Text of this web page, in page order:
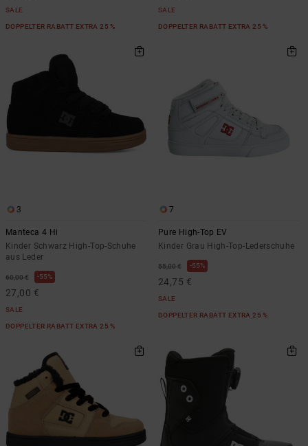
SALE
DOPPELTER RABATT EXTRA 25 %
SALE
DOPPELTER RABATT EXTRA 25 %
3
Manteca 4 Hi
Kinder Schwarz High-Top-Schuhe
aus Leder
60,00 € 55%
27,00 €
SALE
DOPPELTER RABATT EXTRA 25 %
7
Pure High-Top EV
Kinder Grau High-Top-Lederschuhe
55,00 € 55%
24,75 €
SALE
DOPPELTER RABATT EXTRA 25 %